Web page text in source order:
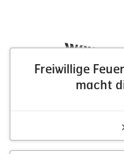
Freiwillige
macht